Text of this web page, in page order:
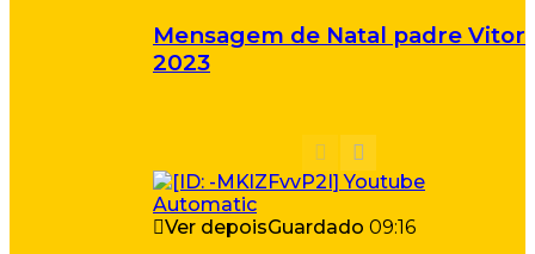
Mensagem de Natal padre Vitor
2023
Ver depoisGuardado 09:16